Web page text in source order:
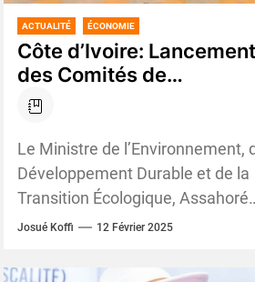
ACTUALITÉ ÉCONOMIE
Côte d’Ivoire: Lancement
des Comités de
Développement Durable,
« Un Engagement
pour l’Environnement »
Le Ministre de l’Environnement,
Développement Durable et de la
Transition Écologique, Assahoré
Konan Jacques, a procédé, ce
lancement du...
Josué Koffi 12 Février 2025